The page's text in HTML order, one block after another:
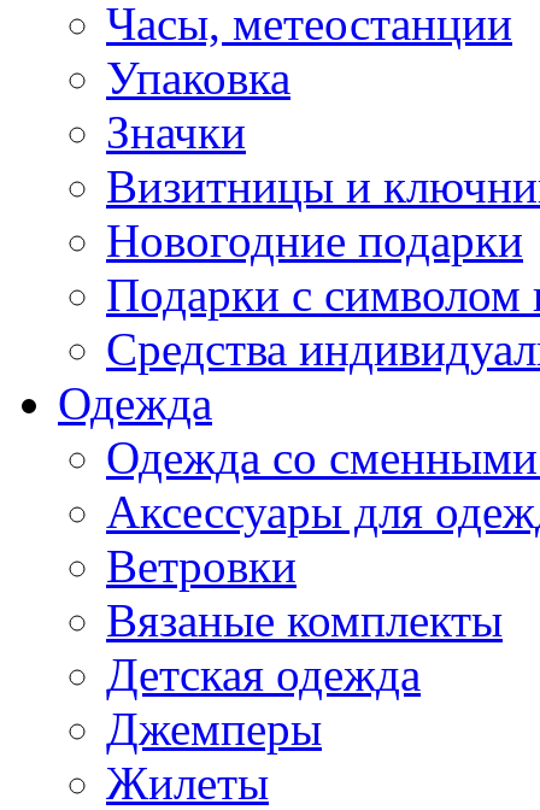
Часы, метеостанции
Упаковка
Значки
Визитницы и
Новогодние подарки
Подарки с символом
Средства
Одежда
Одежда со сменными
Аксессуары для
Ветровки
Вязаные комплекты
Детская одежда
Джемперы
Жилеты